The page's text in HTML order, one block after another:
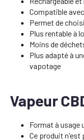
Compatible
Permet de
Plus rentable à
Moins de
Plus adapté à
vapotage
Vapeur
Format à usage
Ce produit n'est